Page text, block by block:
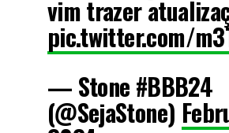
vim trazer
pic.twitter.com/
— Stone #BBB24
(@SejaStone)